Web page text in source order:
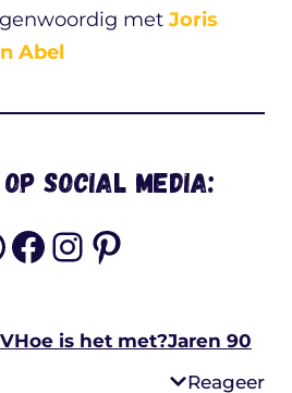
met Joris
Abel
social media:
Facebook
Instagram
Pinterest
Hoe is het met?Jaren 90
Reageer